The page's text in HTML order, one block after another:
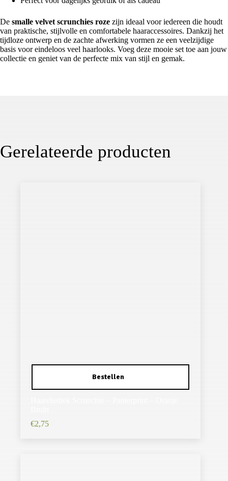
De smalle velvet scrunchies roze zijn ideaal voor iedereen die houdt
van praktische, stijlvolle en comfortabele haaraccessoires. Dankzij het
tijdloze ontwerp en de zachte afwerking vormen ze een veelzijdige
basis voor eindeloos veel haarlooks. Voeg deze mooie set toe aan jouw
collectie en geniet van de perfecte mix van stijl en gemak.
Gerelateerde producten
€2,75